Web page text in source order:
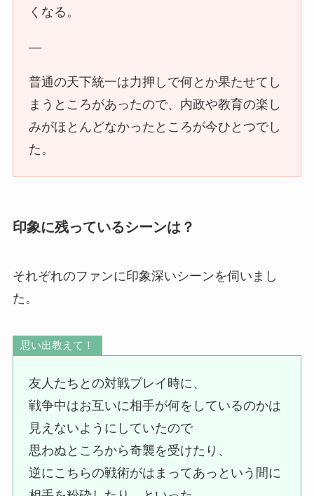
くなる。
—
普通の天下統一は力押しで何とか果たせてし
まうところがあったので、内政や教育の楽し
みがほとんどなかったところが今ひとつでし
た。
印象に残っているシーンは？
それぞれのファンに印象深いシーンを伺いまし
た。
思い出教えて！
友人たちとの対戦プレイ時に、
戦争中はお互いに相手が何をしているのかは
見えないようにしていたので
思わぬところから奇襲を受けたり、
逆にこちらの戦術がはまってあっという間に